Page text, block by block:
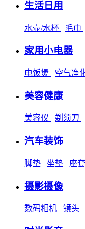
生活日用
水壶/水杯 毛巾
家用小电器
电饭煲 空气净
美容健康
美容仪 剃须刀
汽车装饰
脚垫 坐垫 座套
摄影摄像
数码相机 镜头